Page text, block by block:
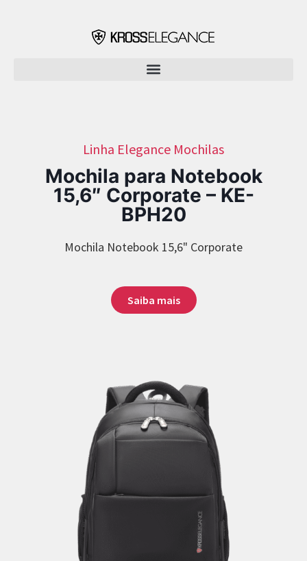
Linha Elegance Mochilas
Mochila para Notebook
15,6″ Corporate – KE-
BPH20
Mochila Notebook 15,6" Corporate
Saiba mais